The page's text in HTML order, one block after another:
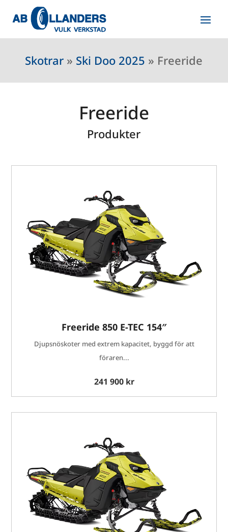
Skotrar » Ski Doo 2025 » Freeride
Freeride
Produkter
Freeride 850 E-TEC 154″
Djupsnöskoter med extrem kapacitet, byggd för att
föraren...
241 900 kr